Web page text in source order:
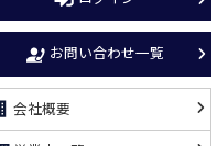
お問い合わせ一覧
会社概要